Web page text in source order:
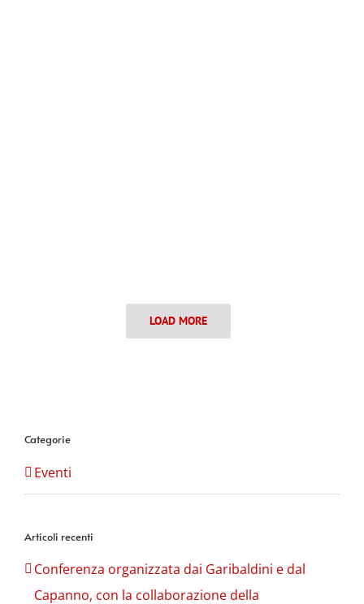
LOAD MORE
Categorie
Eventi
Articoli recenti
Conferenza organizzata dai Garibaldini e dal
Capanno, con la collaborazione della